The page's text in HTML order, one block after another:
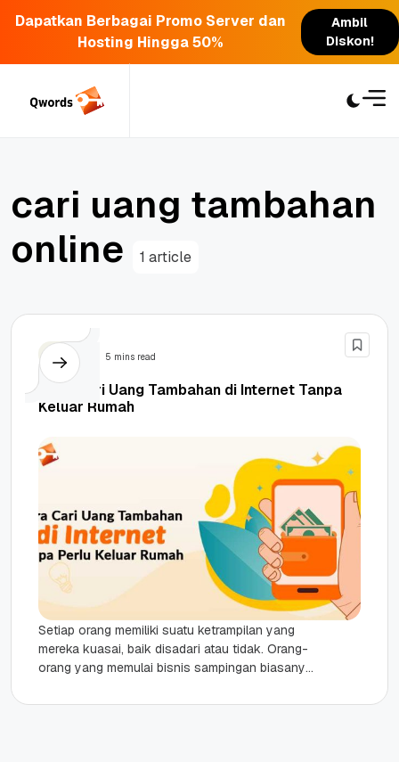
Dapatkan Berbagai Promo Server dan
Hosting Hingga 50%
Ambil
Diskon!
cari uang tambahan
online 1 article
Bisnis 5 mins read
Cara Cari Uang Tambahan di Internet Tanpa
Keluar Rumah
Setiap orang memiliki suatu ketrampilan yang
mereka kuasai, baik disadari atau tidak. Orang-
orang yang memulai bisnis sampingan biasanya
dan...